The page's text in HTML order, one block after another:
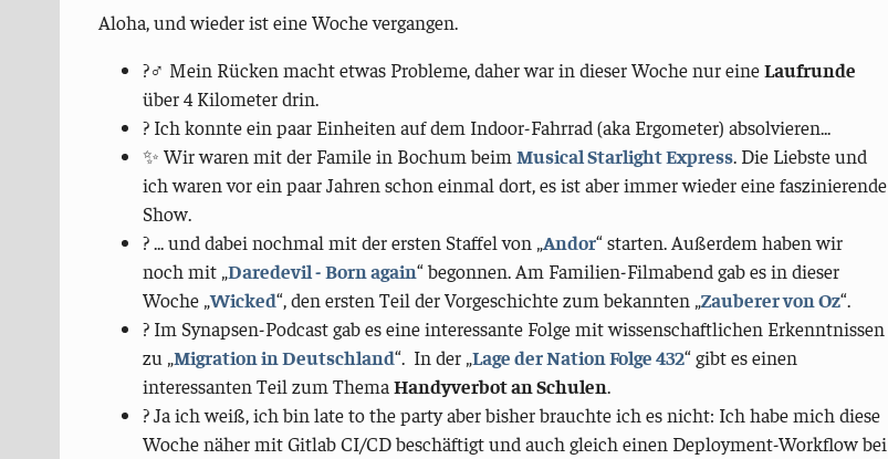
Aloha, und wieder ist eine Woche vergangen.
?‍♂️ Mein Rücken macht etwas Probleme, daher war in dieser Woche nur eineLaufrunde
über 4 Kilometer drin.
? Ich konnte ein paar Einheiten auf dem Indoor-Fahrrad (aka Ergometer) absolvieren...
✨ Wir waren mit der Famile in Bochum beim Musical Starlight Express. Die Liebste und
ich waren vor ein paar Jahren schon einmal dort, es ist aber immer wieder eine faszinierende
Show.
? ... und dabei nochmal mit der ersten Staffel von „Andor“ starten. Außerdem haben wir
noch mit „Daredevil - Born again“ begonnen. Am Familien-Filmabend gab es in dieser
Woche „Wicked“, den ersten Teil der Vorgeschichte zum bekannten „Zauberer von Oz“.
? Im Synapsen-Podcast gab es eine interessante Folge mit wissenschaftlichen Erkenntnissen
zu „Migration in Deutschland“. In der „Lage der Nation Folge 432“ gibt es einen
interessanten Teil zum Thema Handyverbot an Schulen.
? Ja ich weiß, ich bin late to the party aber bisher brauchte ich es nicht: Ich habe mich diese
Woche näher mit Gitlab CI/CD beschäftigt und auch gleich einen Deployment-Workflow bei